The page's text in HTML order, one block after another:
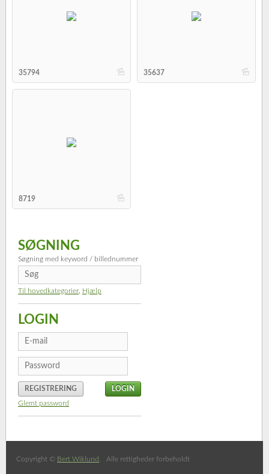
b
35794 b
35637
b
8719
SØGNING
Søgning med keyword / billednummer
Til hovedkategorier Hjælp
LOGIN
REGISTRERING
Glemt password
Copyright © Bert Wiklund . Alle rettigheder forbeholdt